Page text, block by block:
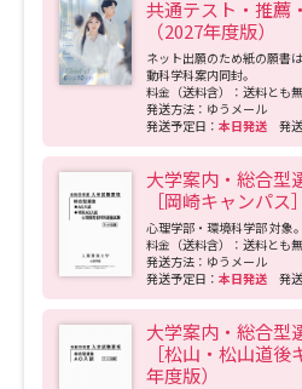
共通テスト・推薦
（2027年度版）
ネット出願のため紙の願書
動科学科案内同封。
料金（送料含）：送料とも
発送方法：ゆうメール
発送予定日： 本日発送 発
大学案内・総合型
［岡崎キャンパス
心理学部・環境科学部 対象。
料金（送料含）：送料とも
発送方法：ゆうメール
発送予定日： 本日発送 発
大学案内・総合型
［松山・松山道
年度版）